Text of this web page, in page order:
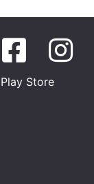
Play Store